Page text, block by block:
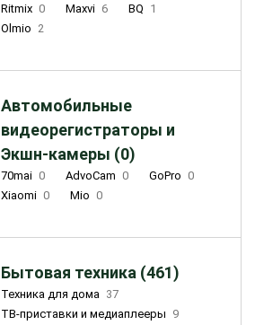
Ritmix 0 Maxvi 6 BQ 1
Olmio 2
Автомобильные
видеорегистраторы и
Экшн-камеры (0)
70mai 0 AdvoCam 0 GoPro 0
Xiaomi 0 Mio 0
Бытовая техника (461)
Техника для дома 37
ТВ-приставки и медиаплееры 9